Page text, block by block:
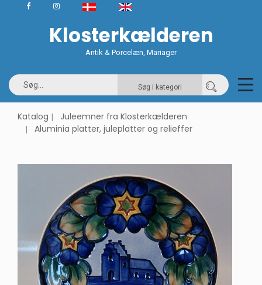
Klosterkælderen
Antik & Porcelæn, Mariager
Søg i kategori
Katalog
Juleemner fra Klosterkælderen
Aluminia platter, juleplatter og relieffer